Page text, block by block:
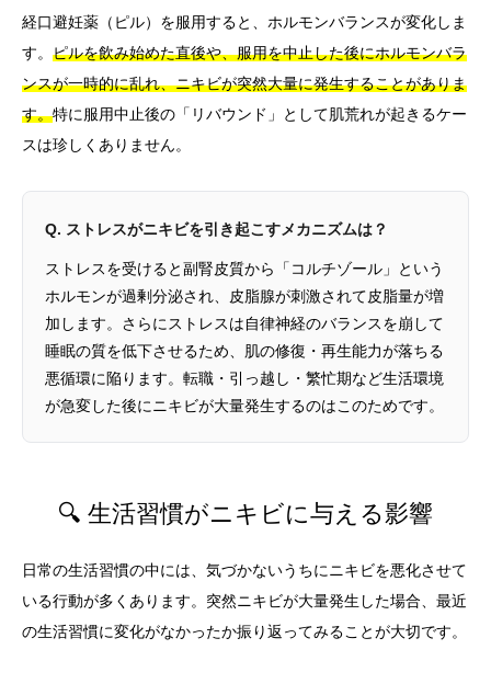
経口避妊薬（ピル）を服用すると、ホルモンバランスが変化しま
す。 ピルを飲み始めた直後や、服用を中止した後にホルモンバラ
ンスが一時的に乱れ、ニキビが突然大量に発生することがありま
す。特に服用中止後の「リバウンド」として肌荒れが起きるケー
スは珍しくありません。
Q. ストレスがニキビを引き起こすメカニズムは？
ストレスを受けると副腎皮質から「コルチゾール」という
ホルモンが過剰分泌され、皮脂腺が刺激されて皮脂量が増
加します。さらにストレスは自律神経のバランスを崩して
睡眠の質を低下させるため、肌の修復・再生能力が落ちる
悪循環に陥ります。転職・引っ越し・繁忙期など生活環境
が急変した後にニキビが大量発生するのはこのためです。
🔍 生活習慣がニキビに与える影響
日常の生活習慣の中には、気づかないうちにニキビを悪化させて
いる行動が多くあります。突然ニキビが大量発生した場合、最近
の生活習慣に変化がなかったか振り返ってみることが大切です。